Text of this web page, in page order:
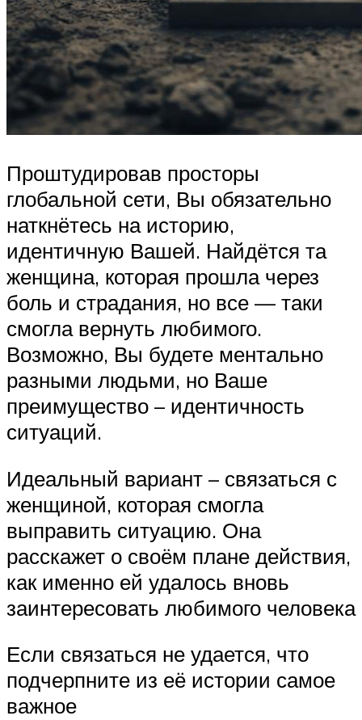
Проштудировав просторы
глобальной сети, Вы обязательно
наткнётесь на историю,
идентичную Вашей. Найдётся та
женщина, которая прошла через
боль и страдания, но все — таки
смогла вернуть любимого.
Возможно, Вы будете ментально
разными людьми, но Ваше
преимущество – идентичность
ситуаций.
Идеальный вариант – связаться с
женщиной, которая смогла
выправить ситуацию. Она
расскажет о своём плане действия,
как именно ей удалось вновь
заинтересовать любимого человека
Если связаться не удается, что
подчерпните из её истории самое
важное